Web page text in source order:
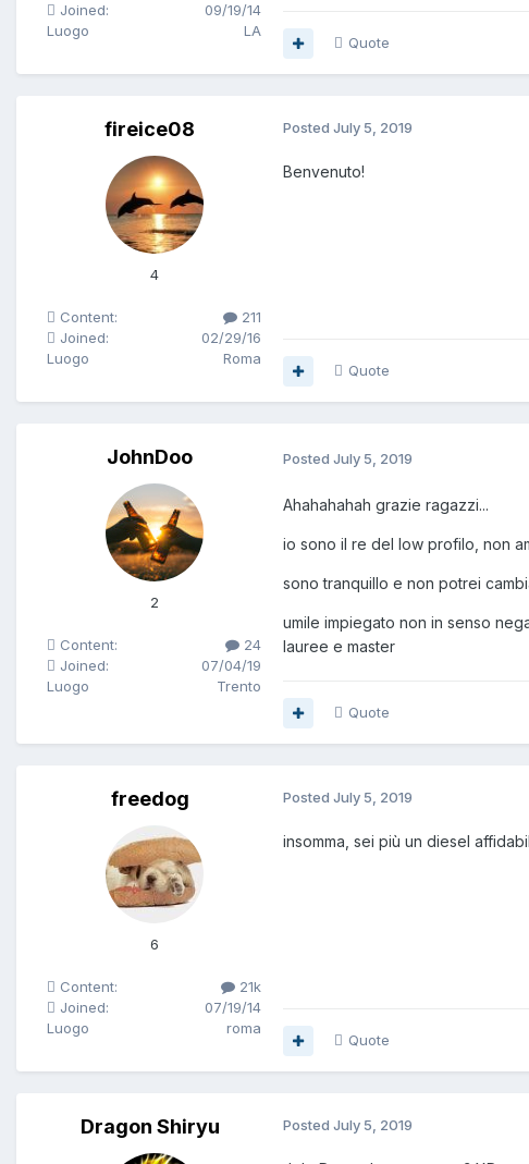
Joined:
09/19/14
Luogo
LA
Quote
fireice08
4
Content:
211
Joined:
02/29/16
Luogo
Roma
Posted July 5, 2019
Benvenuto!
Quote
JohnDoo
2
Content:
24
Joined:
07/04/19
Luogo
Trento
Posted July 5, 2019
Ahahahahah grazie ragazzi...
io sono il re del low profilo, non
sono tranquillo e non potrei
umile impiegato non in senso
lauree e master
Quote
freedog
6
Content:
21k
Joined:
07/19/14
Luogo
roma
Posted July 5, 2019
insomma, sei più un diesel
Quote
Dragon Shiryu Posted July 5, 2019